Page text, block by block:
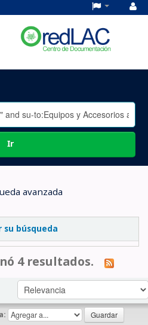
Ir
avanzada
su búsqueda
4 resultados.